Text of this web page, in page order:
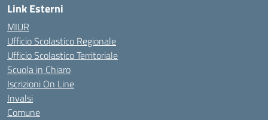
Link Esterni
MIUR
Ufficio Scolastico Regionale
Ufficio Scolastico Territoriale
Scuola in Chiaro
Iscrizioni On Line
Invalsi
Comune